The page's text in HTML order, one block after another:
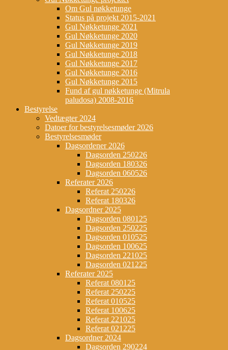
Om Gul nøkketunge
Status på projekt 2015-2021
Gul Nøkketunge 2021
Gul Nøkketunge 2020
Gul Nøkketunge 2019
Gul Nøkketunge 2018
Gul Nøkketunge 2017
Gul Nøkketunge 2016
Gul Nøkketunge 2015
Fund af gul nøkketunge (Mitrula
paludosa) 2008-2016
Bestyrelse
Vedtægter 2024
Datoer for bestyrelsesmøder 2026
Bestyrelsesmøder
Dagsordener 2026
Dagsorden 250226
Dagsorden 180326
Dagsorden 060526
Referater 2026
Referat 250226
Referat 180326
Dagsordner 2025
Dagsorden 080125
Dagsorden 250225
Dagsorden 010525
Dagsorden 100625
Dagsorden 221025
Dagsorden 021225
Referater 2025
Referat 080125
Referat 250225
Referat 010525
Referat 100625
Referat 221025
Referat 021225
Dagsordner 2024
Dagsorden 290224